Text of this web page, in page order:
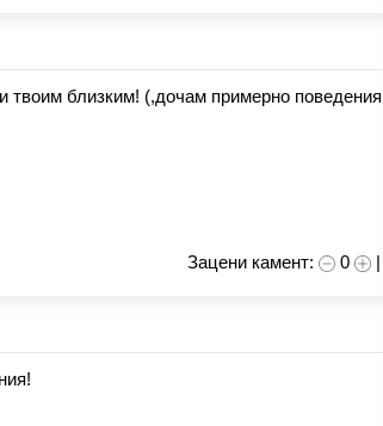
твоим близким! (,дочам примерно
Зацени камент: 0 |